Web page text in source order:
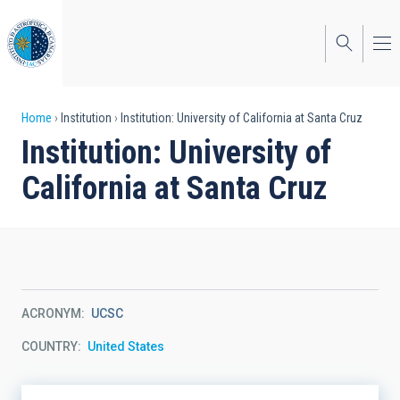
to
main
content
Breadcrumb
Home Institution Institution: University of California at Santa Cruz
Institution: University of
California at Santa Cruz
ACRONYM UCSC
COUNTRY United States